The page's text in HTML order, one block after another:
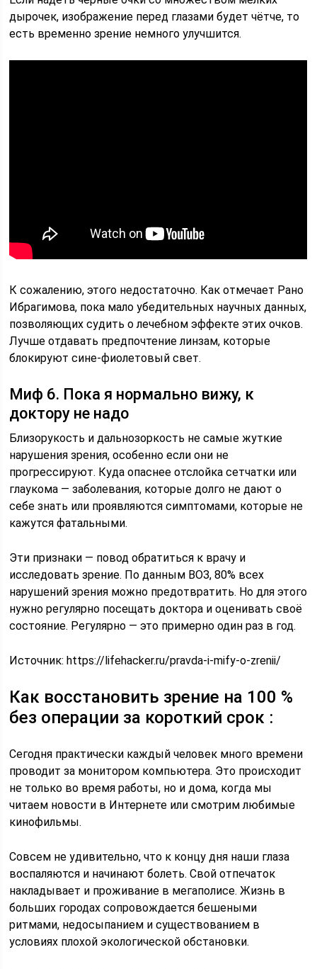
дырочек, изображение перед глазами будет чётче, то
есть временно зрение немного улучшится.
К сожалению, этого недостаточно. Как отмечает Рано
Ибрагимова, пока мало убедительных научных данных,
позволяющих судить о лечебном эффекте этих очков.
Лучше отдавать предпочтение линзам, которые
блокируют сине-фиолетовый свет.
Миф 6. Пока я нормально вижу, к
доктору не надо
Близорукость и дальнозоркость не самые жуткие
нарушения зрения, особенно если они не
прогрессируют. Куда опаснее отслойка сетчатки или
глаукома — заболевания, которые долго не дают о
себе знать или проявляются симптомами, которые не
кажутся фатальными.
Эти признаки — повод обратиться к врачу и
исследовать зрение. По данным ВОЗ, 80% всех
нарушений зрения можно предотвратить. Но для этого
нужно регулярно посещать доктора и оценивать своё
состояние. Регулярно — это примерно один раз в год.
Источник:https://lifehacker.ru/pravda-i-mify-o-zrenii/
Как восстановить зрение на 100 %
без операции за короткий срок :
Сегодня практически каждый человек много времени
проводит за монитором компьютера. Это происходит
не только во время работы, но и дома, когда мы
читаем новости в Интернете или смотрим любимые
кинофильмы.
Совсем не удивительно, что к концу дня наши глаза
воспаляются и начинают болеть. Свой отпечаток
накладывает и проживание в мегаполисе. Жизнь в
больших городах сопровождается бешеными
ритмами, недосыпанием и существованием в
условиях плохой экологической обстановки.